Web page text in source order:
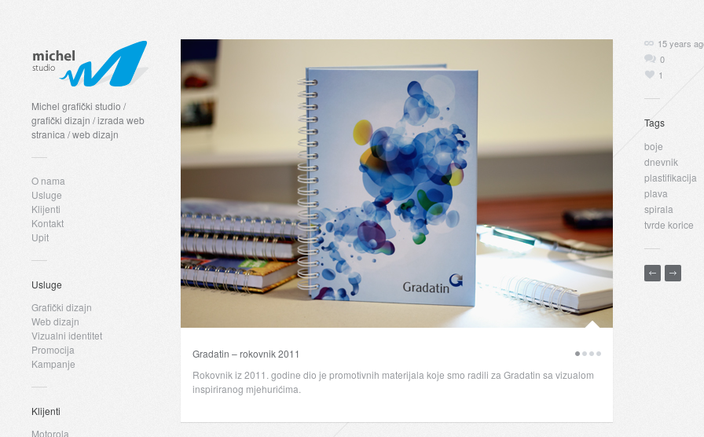
Michel grafički studio /
grafički dizajn / izrada web
stranica / web dizajn
O nama
Usluge
Klijenti
Kontakt
Upit
Usluge
Grafički dizajn
Web dizajn
Vizualni identitet
Promocija
Kampanje
Klijenti
Motorola
Gradatin – rokovnik 2011
Rokovnik iz 2011. godine dio je promotivnih materijala koje smo radili za Gradatin sa vizualom
inspiriranog mjehurićima.
15 years
0
1
Tags
boje
dnevnik
plastifikacija
plava
spirala
tvrde korice